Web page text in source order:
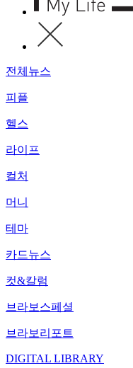
전체뉴스
피플
헬스
라이프
컬처
머니
테마
카드뉴스
컷&칼럼
브라보스페셜
브라보리포트
DIGITAL LIBRARY